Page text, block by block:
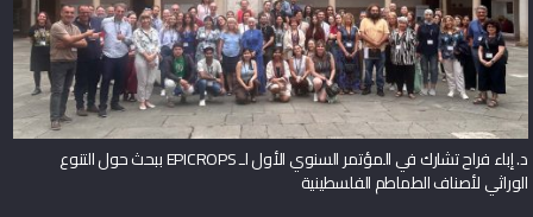
د. إباء فراح تشارك في المؤتمر السنوي الأول لـ EPICROPS ببحث حول التنوع
الوراثي لأصناف الطماطم الفلسطينية